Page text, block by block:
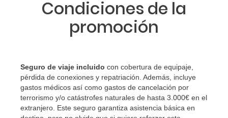
¿Qué caducidad debe tener mi pasaporte para ir
RESERVAR ¿Cómo puedo reservar un viaje de
paquete vacacional en la página web?
Condiciones de la
promoción
Seguro de viaje incluido con cobertura de equipaje,
pérdida de conexiones y repatriación. Además, incluye
gastos médicos así como gastos de cancelación por
terrorismo y/o catástrofes naturales de hasta 3.000€ en el
extranjero. Este seguro garantiza asistencia básica en